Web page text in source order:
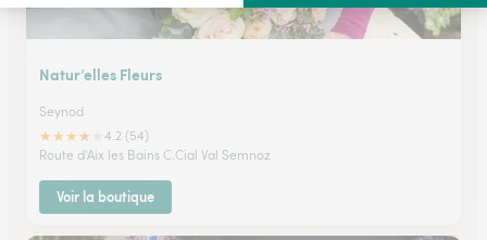
Natur’elles Fleurs
Seynod
★★★★
4.2 (54)
Route d'Aix les Bains C.Cial Val Semnoz
Voir la boutique